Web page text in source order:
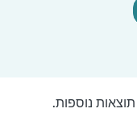
נוספות.